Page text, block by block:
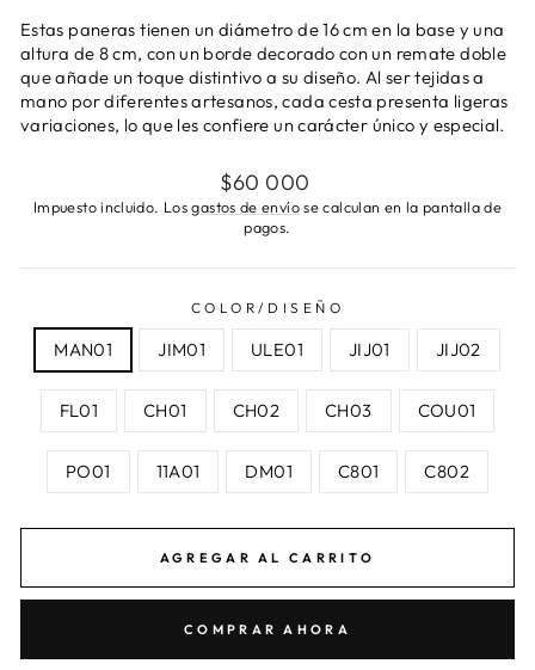
Estas paneras tienen un diámetro de 16 cm en la base y una
altura de 8 cm, con un borde decorado con un remate doble
que añade un toque distintivo a su diseño. Al ser tejidas a
mano por diferentes artesanos, cada cesta presenta ligeras
variaciones, lo que les confiere un carácter único y especial.
Precio
habitual
$60 000
Impuesto incluido. Losgastos de envíose calculan en la pantalla de
pagos.
COLOR/DISEÑO
MAN01 JIM01 ULE01 JIJ01 JIJ02
FL01 CH01 CH02 CH03 COU01
PO01 11A01 DM01 C801 C802
AGREGAR AL CARRITO
COMPRAR AHORA